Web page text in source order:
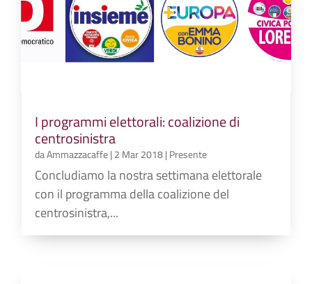
I programmi elettorali: coalizione di
centrosinistra
daAmmazzacaffe| 2 Mar 2018| Presente
Concludiamo la nostra settimana elettorale
con il programma della coalizione del
centrosinistra,...